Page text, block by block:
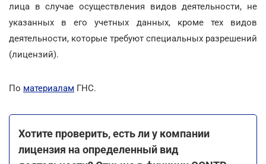
лица в случае осуществления видов деятельности, не
указанных в его учетных данных, кроме тех видов
деятельности, которые требуют специальных разрешений
(лицензий).
По материалам ГНС.
Хотите проверить, есть ли у компании
лицензия на определенный вид